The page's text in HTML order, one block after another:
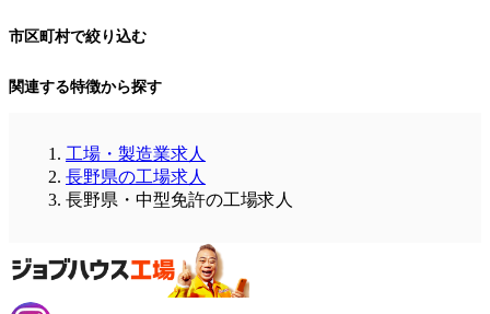
市区町村で絞り込む
関連する特徴から探す
工場・製造業求人
長野県の工場求人
長野県・中型免許の工場求人